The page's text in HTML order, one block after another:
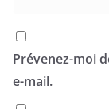
Prévenez-moi
e-mail.